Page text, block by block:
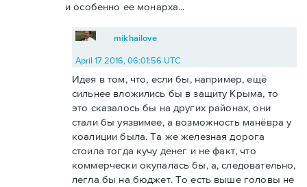
и особенно ее монарха...
mikhailove
April 17 2016, 06:01:56 UTC
Идея в том, что, если бы, например, ещё
сильнее вложились бы в защиту Крыма, то
это сказалось бы на других районах, они
стали бы уязвимее, а возможность манёвра у
коалиции была. Та же железная дорога
стоила тогда кучу денег и не факт, что
коммерчески окупалась бы, а, следовательно,
легла бы на бюджет. То есть выше головы не